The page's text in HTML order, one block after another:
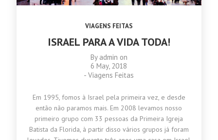
VIAGENS FEITAS
ISRAEL PARA A VIDA TODA!
By admin on
6 May, 2018
-Viagens Feitas
Em 1995, fomos à Israel pela primeira vez, e desde
então não paramos mais. Em 2008 levamos nosso
primeiro grupo com 33 pessoas da Primeira Igreja
Batista da Florida, à partir disso vários grupos já foram